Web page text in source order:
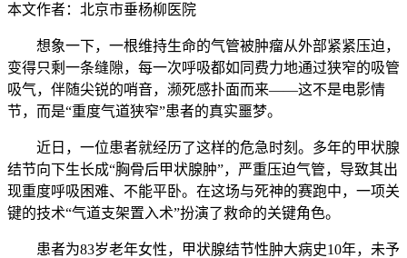
本文作者：北京市垂杨柳医院
想象一下，一根维持生命的气管被肿瘤从外部紧紧压迫，
变得只剩一条缝隙，每一次呼吸都如同费力地通过狭窄的吸管
吸气，伴随尖锐的哨音，濒死感扑面而来——这不是电影情
节，而是“重度气道狭窄”患者的真实噩梦。
近日，一位患者就经历了这样的危急时刻。多年的甲状腺
结节向下生长成“胸骨后甲状腺肿”，严重压迫气管，导致其出
现重度呼吸困难、不能平卧。在这场与死神的赛跑中，一项关
键的技术“气道支架置入术”扮演了救命的关键角色。
患者为83岁老年女性，甲状腺结节性肿大病史10年，未予